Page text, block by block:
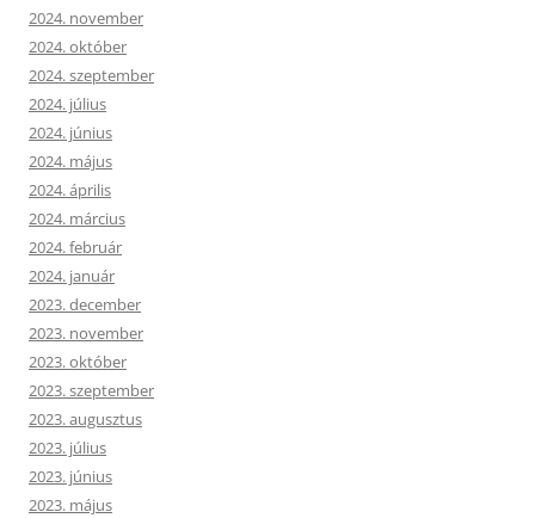
2024. november
2024. október
2024. szeptember
2024. július
2024. június
2024. május
2024. április
2024. március
2024. február
2024. január
2023. december
2023. november
2023. október
2023. szeptember
2023. augusztus
2023. július
2023. június
2023. május